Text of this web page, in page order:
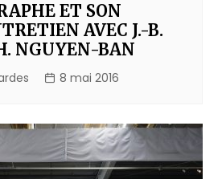
ET SON
AVEC J.-B.
NGUYEN-BAN
8 mai 2016